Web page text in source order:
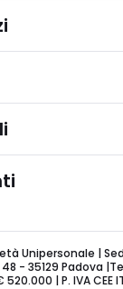
Unipersonale |
- 35129 Padova
| P. IVA CEE